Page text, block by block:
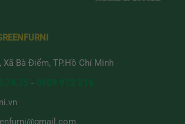
Xã Bà Điểm, TP.Hồ Chí Minh
-